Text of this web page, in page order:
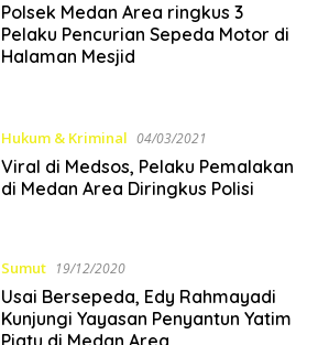
Polsek Medan Area ringkus 3
Pelaku Pencurian Sepeda Motor di
Halaman Mesjid
Hukum & Kriminal 04/03/2021
Viral di Medsos, Pelaku Pemalakan
di Medan Area Diringkus Polisi
Sumut 19/12/2020
Usai Bersepeda, Edy Rahmayadi
Kunjungi Yayasan Penyantun Yatim
Piatu di Medan Area